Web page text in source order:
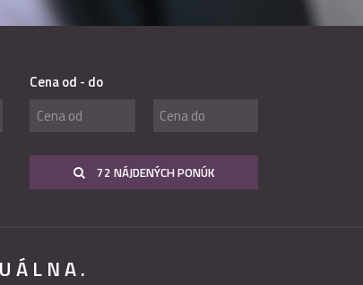
Cena od - do
72 NÁJDENÝCH PONÚK